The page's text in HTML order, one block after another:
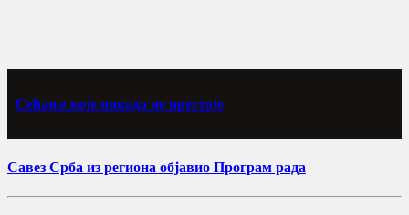
Сећање које никада не престаје
Савез Срба из региона објавио Програм рада